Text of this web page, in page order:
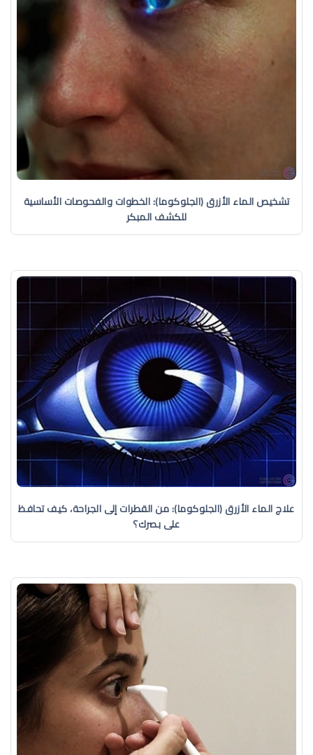
تشخيص الماء الأزرق (الجلوكوما): الخطوات والفحوصات الأساسية
للكشف المبكر
علاج الماء الأزرق (الجلوكوما): من القطرات إلى الجراحة، كيف تحافظ
على بصرك؟